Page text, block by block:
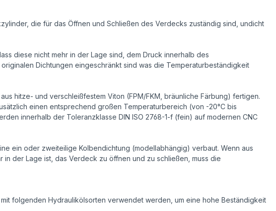
die für das Öffnen und Schließen des Verdecks zuständig sind, undicht
diese nicht mehr in der Lage sind, dem Druck innerhalb des
Dichtungen eingeschränkt sind was die Temperaturbeständigkeit
hitze- und verschleißfestem Viton (FPM/FKM, bräunliche Färbung) fertigen.
einen entsprechend großen Temperaturbereich (von -20°C bis
innerhalb der Toleranzklasse DIN ISO 2768-1-f (fein) auf modernen CNC
ein oder zweiteilige Kolbendichtung (modellabhängig) verbaut. Wenn aus
der Lage ist, das Verdeck zu öffnen und zu schließen, muss die
folgenden Hydraulikölsorten verwendet werden, um eine hohe Beständigkeit